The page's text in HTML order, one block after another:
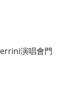
演唱會門